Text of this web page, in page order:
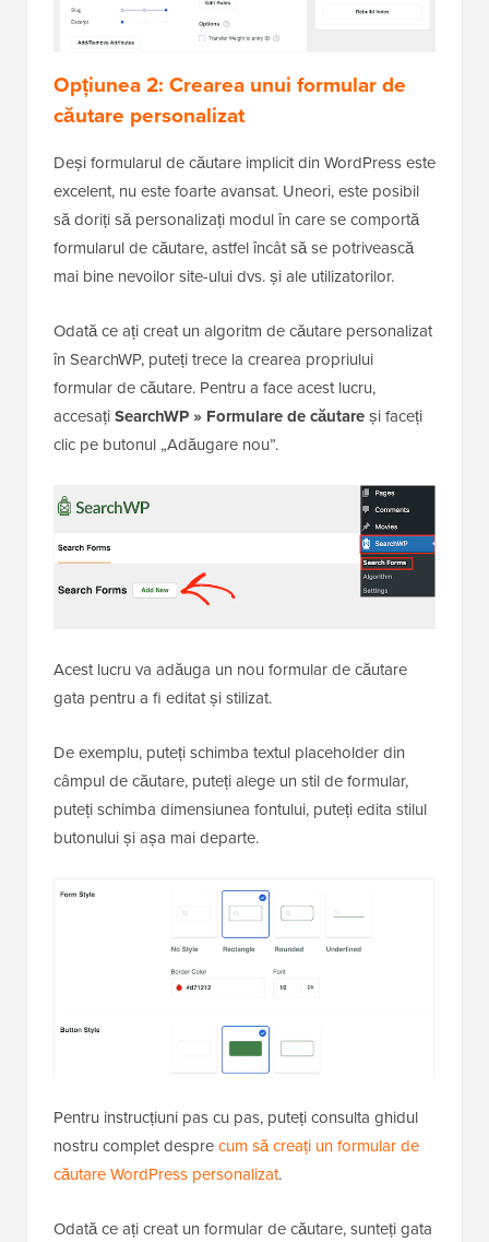
Opțiunea 2: Crearea unui formular de
căutare personalizat
Deși formularul de căutare implicit din WordPress este
excelent, nu este foarte avansat. Uneori, este posibil
să doriți să personalizați modul în care se comportă
formularul de căutare, astfel încât să se potrivească
mai bine nevoilor site-ului dvs. și ale utilizatorilor.
Odată ce ați creat un algoritm de căutare personalizat
în SearchWP, puteți trece la crearea propriului
formular de căutare. Pentru a face acest lucru,
accesațiSearchWP» Formulare de căutareși faceți
clic pe butonul „Adăugare nou”.
Acest lucru va adăuga un nou formular de căutare
gata pentru a fi editat și stilizat.
De exemplu, puteți schimba textul placeholder din
câmpul de căutare, puteți alege un stil de formular,
puteți schimba dimensiunea fontului, puteți edita stilul
butonului și așa mai departe.
Pentru instrucțiuni pas cu pas, puteți consulta ghidul
nostru complet desprecum să creați un formular de
căutare WordPress personalizat.
Odată ce ați creat un formular de căutare, sunteți gata